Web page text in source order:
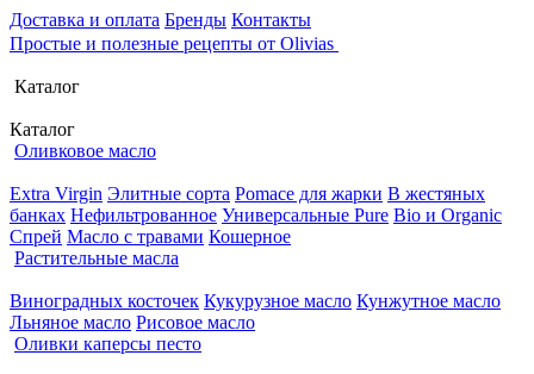
Доставка и оплата Бренды Контакты
Простые и полезные рецепты от Olivias
Каталог
Каталог
Оливковое масло
Extra Virgin Элитные сорта Pomace для жарки В жестяных
банках Нефильтрованное Универсальные Pure Bio и Organic
Спрей Масло с травами Кошерное
Растительные масла
Виноградных косточек Кукурузное масло Кунжутное масло
Льняное масло Рисовое масло
Оливки каперсы песто